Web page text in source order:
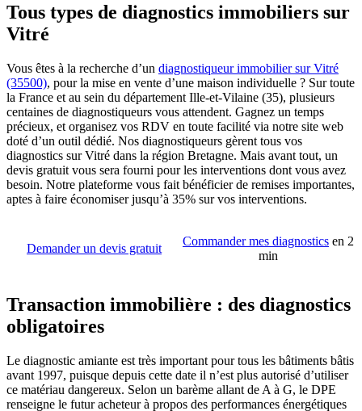
Tous types de diagnostics immobiliers sur
Vitré
Vous êtes à la recherche d’un diagnostiqueur immobilier sur Vitré
(35500), pour la mise en vente d’une maison individuelle ? Sur toute
la France et au sein du département Ille-et-Vilaine (35), plusieurs
centaines de diagnostiqueurs vous attendent. Gagnez un temps
précieux, et organisez vos RDV en toute facilité via notre site web
doté d’un outil dédié. Nos diagnostiqueurs gèrent tous vos
diagnostics sur Vitré dans la région Bretagne. Mais avant tout, un
devis gratuit vous sera fourni pour les interventions dont vous avez
besoin. Notre plateforme vous fait bénéficier de remises importantes,
aptes à faire économiser jusqu’à 35% sur vos interventions.
Demander un devis gratuit
Commander mes diagnostics en 2
min
Transaction immobilière : des diagnostics
obligatoires
Le diagnostic amiante est très important pour tous les bâtiments bâtis
avant 1997, puisque depuis cette date il n’est plus autorisé d’utiliser
ce matériau dangereux. Selon un barème allant de A à G, le DPE
renseigne le futur acheteur à propos des performances énergétiques